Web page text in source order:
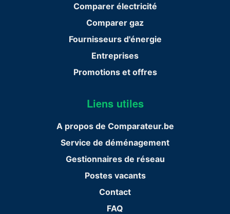
Comparer électricité
Comparer gaz
Fournisseurs d'énergie
Entreprises
Promotions et offres
Liens utiles
A propos de Comparateur.be
Service de déménagement
Gestionnaires de réseau
Postes vacants
Contact
FAQ